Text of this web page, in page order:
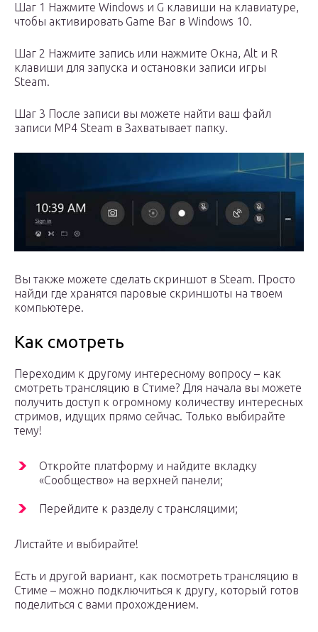
Шаг 1 Нажмите Windows и G клавиши на клавиатуре,
чтобы активировать Game Bar в Windows 10.
Шаг 2 Нажмите запись или нажмите Окна, Alt и R
клавиши для запуска и остановки записи игры
Steam.
Шаг 3 После записи вы можете найти ваш файл
записи MP4 Steam в Захватывает папку.
Вы также можете сделать скриншот в Steam. Просто
найди где хранятся паровые скриншоты на твоем
компьютере.
Как смотреть
Переходим к другому интересному вопросу – как
смотреть трансляцию в Стиме? Для начала вы можете
получить доступ к огромному количеству интересных
стримов, идущих прямо сейчас. Только выбирайте
тему!
Откройте платформу и найдите вкладку
«Сообщество» на верхней панели;
Перейдите к разделу с трансляцими;
Листайте и выбирайте!
Есть и другой вариант, как посмотреть трансляцию в
Стиме – можно подключиться к другу, который готов
поделиться с вами прохождением.